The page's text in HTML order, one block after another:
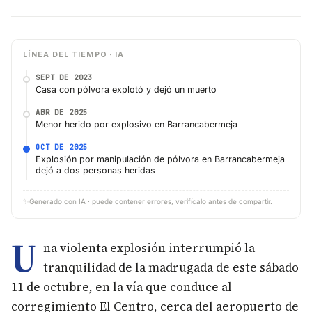
LÍNEA DEL TIEMPO · IA
SEPT DE 2023
Casa con pólvora explotó y dejó un muerto
ABR DE 2025
Menor herido por explosivo en Barrancabermeja
OCT DE 2025
Explosión por manipulación de pólvora en Barrancabermeja
dejó a dos personas heridas
✨ Generado con IA · puede contener errores, verifícalo antes de compartir.
U na violenta explosión interrumpió la
tranquilidad de la madrugada de este sábado
11 de octubre, en la vía que conduce al
corregimiento El Centro, cerca del aeropuerto de